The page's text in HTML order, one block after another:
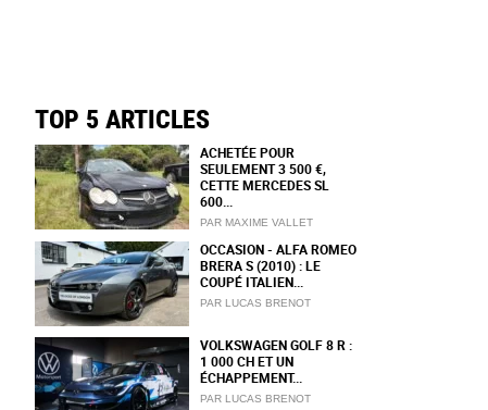
TOP 5 ARTICLES
ACHETÉE POUR
SEULEMENT 3 500 €,
CETTE MERCEDES SL
600...
PAR MAXIME VALLET
OCCASION - ALFA ROMEO
BRERA S (2010) : LE
COUPÉ ITALIEN...
PAR LUCAS BRENOT
VOLKSWAGEN GOLF 8 R :
1 000 CH ET UN
ÉCHAPPEMENT...
PAR LUCAS BRENOT